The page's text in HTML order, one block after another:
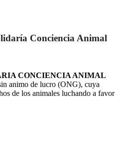
Conciencia Animal
CONCIENCIA ANIMAL
animo de lucro (ONG), cuya
de los animales luchando a favor